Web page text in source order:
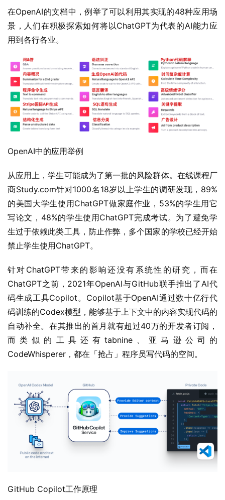
在OpenAI的文档中，例举了可以利用其实现的48种应用场
景，人们在积极探索如何将以ChatGPT为代表的AI能力应
用到各行各业。
OpenAI中的应用举例
从应用上，学生可能成为了第一批的风险群体。在线课程厂
商Study.com针对1000名18岁以上学生的调研发现，89%
的美国大学生使用ChatGPT做家庭作业，53%的学生用它
写论文，48%的学生使用ChatGPT完成考试。为了避免学
生过于依赖此类工具，防止作弊，多个国家的学校已经开始
禁止学生使用ChatGPT。
针对ChatGPT带来的影响还没有系统性的研究，而在
ChatGPT之前，2021年OpenAI与GitHub联手推出了AI代
码生成工具Copilot。Copilot基于OpenAI通过数十亿行代
码训练的Codex模型，能够基于上下文中的内容实现代码的
自动补全。在其推出的首月就有超过40万的开发者订阅，
而类似的工具还有tabnine、亚马逊公司的
CodeWhisperer，都在「抢占」程序员写代码的空间。
GitHub Copilot工作原理